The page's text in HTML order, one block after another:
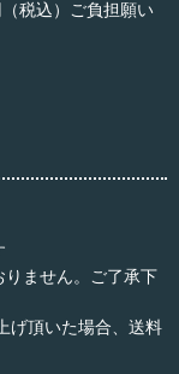
税込）ご負担願い
ません。ご了承下
げ頂いた場合、送料